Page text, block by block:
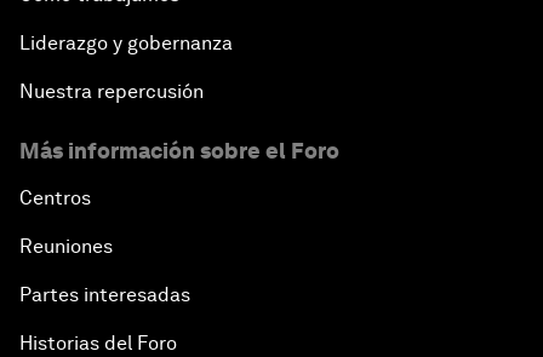
Liderazgo y gobernanza
Nuestra repercusión
Más información sobre el Foro
Centros
Reuniones
Partes interesadas
Historias del Foro